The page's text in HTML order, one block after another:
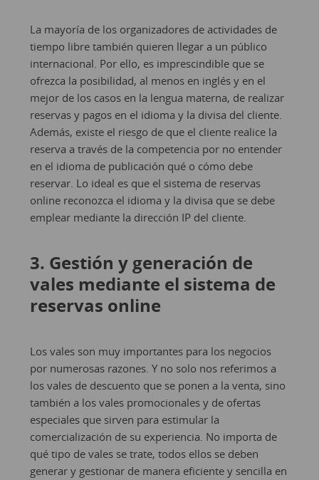
La mayoría de los organizadores de actividades de
tiempo libre también quieren llegar a un público
internacional. Por ello, es imprescindible que se
ofrezca la posibilidad, al menos en inglés y en el
mejor de los casos en la lengua materna, de realizar
reservas y pagos en el idioma y la divisa del cliente.
Además, existe el riesgo de que el cliente realice la
reserva a través de la competencia por no entender
en el idioma de publicación qué o cómo debe
reservar. Lo ideal es que el sistema de reservas
online reconozca el idioma y la divisa que se debe
emplear mediante la dirección IP del cliente.
3. Gestión y generación de
vales mediante el sistema de
reservas online
Los vales son muy importantes para los negocios
por numerosas razones. Y no solo nos referimos a
los vales de descuento que se ponen a la venta, sino
también a los vales promocionales y de ofertas
especiales que sirven para estimular la
comercialización de su experiencia. No importa de
qué tipo de vales se trate, todos ellos se deben
generar y gestionar de manera eficiente y sencilla en